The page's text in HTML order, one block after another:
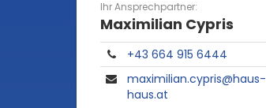
Ihr Ansprechpartner:
Maximilian Cypris
+43 664 915 6444
maximilian.cypris@haus-
haus.at